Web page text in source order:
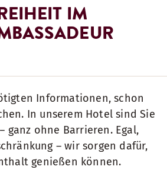
IM
Informationen, schon
In unserem Hotel sind Sie
ganz ohne Barrieren. Egal,
– wir sorgen dafür,
genießen können.